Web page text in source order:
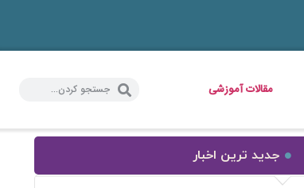
مقالات آموزشی
جدید ترین اخبار